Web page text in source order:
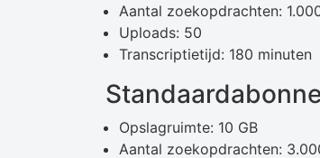
Aantal zoekopdrachten:
Uploads: 50
Transcriptietijd: 180 minuten
Opslagruimte: 10 GB
Aantal zoekopdrachten: